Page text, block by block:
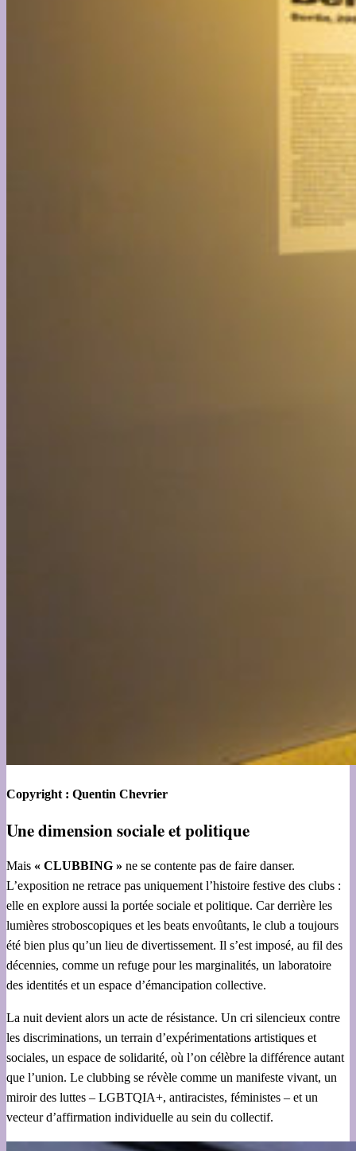
Copyright : Quentin Chevrier
Une dimension sociale et politique
Mais « CLUBBING » ne se contente pas de faire danser.
L’exposition ne retrace pas uniquement l’histoire festive des clubs :
elle en explore aussi la portée sociale et politique. Car derrière les
lumières stroboscopiques et les beats envoûtants, le club a toujours
été bien plus qu’un lieu de divertissement. Il s’est imposé, au fil des
décennies, comme un refuge pour les marginalités, un laboratoire
des identités et un espace d’émancipation collective.
La nuit devient alors un acte de résistance. Un cri silencieux contre
les discriminations, un terrain d’expérimentations artistiques et
sociales, un espace de solidarité, où l’on célèbre la différence autant
que l’union. Le clubbing se révèle comme un manifeste vivant, un
miroir des luttes – LGBTQIA+, antiracistes, féministes – et un
vecteur d’affirmation individuelle au sein du collectif.